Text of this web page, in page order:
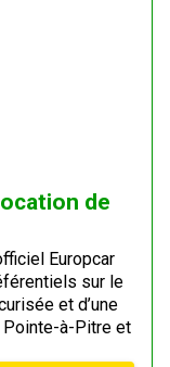
de
Europcar
sur le
et d’une
Pointe-à-Pitre et